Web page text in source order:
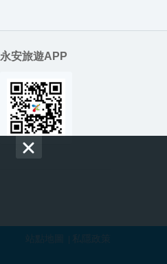
永安旅遊APP